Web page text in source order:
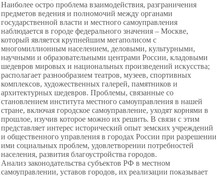
Наиболее остро проблема взаимодействия, разграничения
предметов ведения и полномочий между органами
государственной власти и местного самоуправления
наблюдается в городе федерального значения – Москве,
который является крупнейшим мегаполисом с
многомиллионным населением, деловыми, культурными,
научными и образовательными центрами России, кладовыми
шедевров мировых и национальных произведений искусства;
располагает разнообразием театров, музеев, спортивных
комплексов, художественных галерей, памятников и
архитектурных шедевров. Проблемы, связанные со
становлением института местного самоуправления в нашей
стране, включая городское самоуправление, уходят корнями в
прошлое, изучив которое можно их решить. В связи с этим
представляет интерес исторический опыт земских учреждений
и общественного управления в городах России при разрешении
ими социальных проблем, удовлетворении потребностей
населения, развития благоустройства городов.
Анализ законодательства субъектов РФ в местном
самоуправлении, уставов городов, их реализации показывает